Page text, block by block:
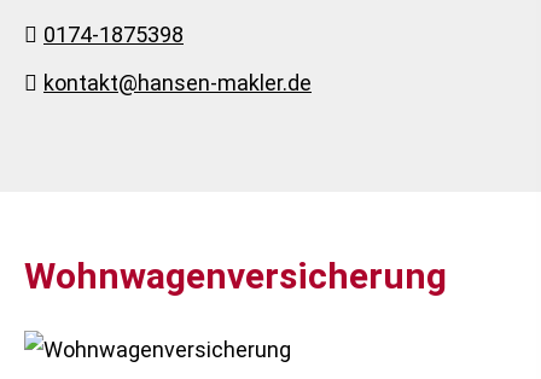
0174-1875398
kontakt@hansen-makler.de
Wohnwagenversicherung